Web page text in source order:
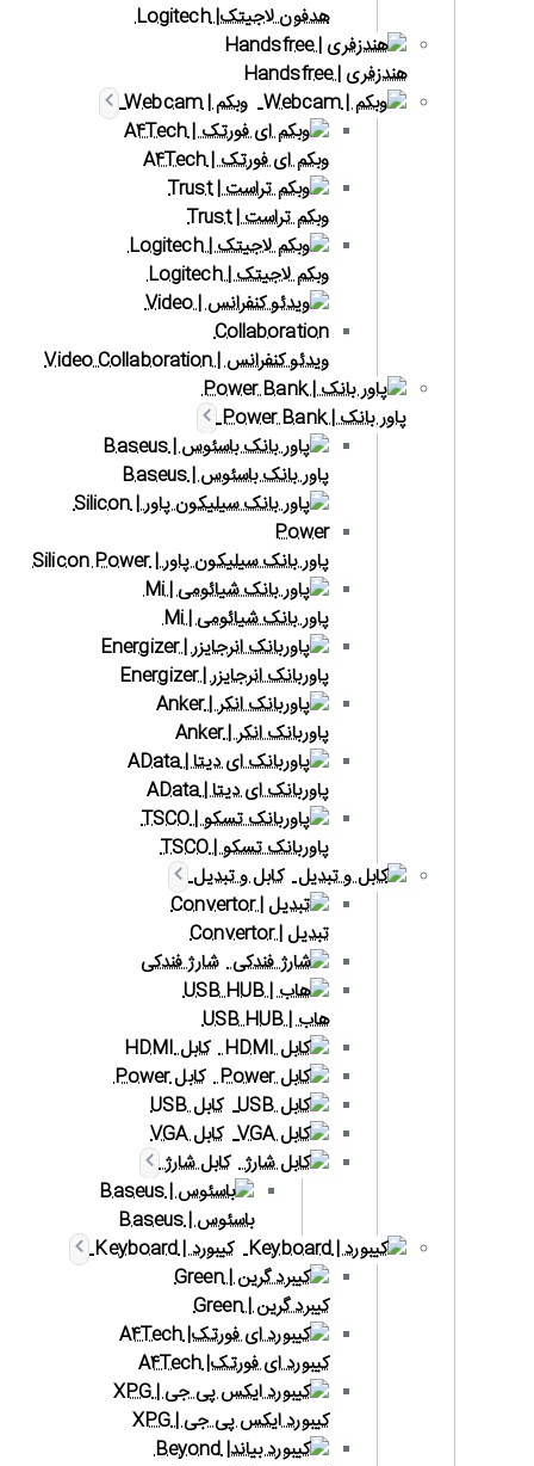
هدفون لاجیتک| Logitech
هندزفری | Handsfree
وبکم | Webcam
وبکم ای فورتک | A4Tech
وبکم تراست | Trust
وبکم لاجیتک | Logitech
ویدئو کنفرانس | Video Collaboration
پاور بانک | Power Bank
پاور بانک باسئوس | Baseus
پاور بانک سیلیکون پاور | Silicon Power
پاور بانک شیائومی | Mi
پاوربانک انرجایزر | Energizer
پاوربانک انکر | Anker
پاوربانک ای دیتا | AData
پاوربانک تسکو | TSCO
کابل و تبدیل
تبدیل | Convertor
شارژ فندکی
هاب | USB HUB
کابل HDMI
کابل Power
کابل USB
کابل VGA
کابل شارژ
باسئوس | Baseus
کیبورد | Keyboard
کیبرد گرین | Green
کیبورد ای فورتک| A4Tech
کیبورد ایکس پی جی | XPG